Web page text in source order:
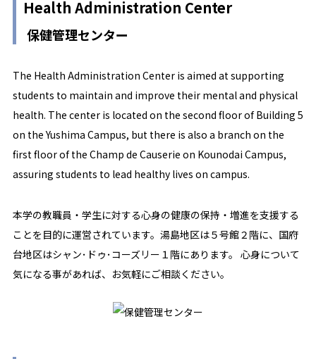
Health Administration Center
保健管理センター
The Health Administration Center is aimed at supporting
students to maintain and improve their mental and physical
health. The center is located on the second floor of Building 5
on the Yushima Campus, but there is also a branch on the
first floor of the Champ de Causerie on Kounodai Campus,
assuring students to lead healthy lives on campus.
本学の教職員・学生に対する心身の健康の保持・増進を支援する
ことを目的に運営されています。湯島地区は５号館２階に、国府
台地区はシャン･ドゥ･コーズリー１階にあります。 心身について
気になる事があれば、お気軽にご相談ください。